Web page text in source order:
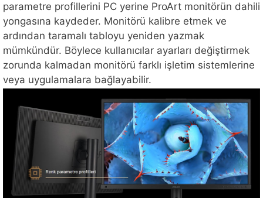
parametre profillerini PC yerine ProArt monitörün dahili
yongasına kaydeder. Monitörü kalibre etmek ve
ardından taramalı tabloyu yeniden yazmak
mümkündür. Böylece kullanıcılar ayarları değiştirmek
zorunda kalmadan monitörü farklı işletim sistemlerine
veya uygulamalara bağlayabilir.